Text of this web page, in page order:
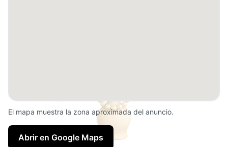
El mapa muestra la zona aproximada del anuncio.
Abrir en Google Maps